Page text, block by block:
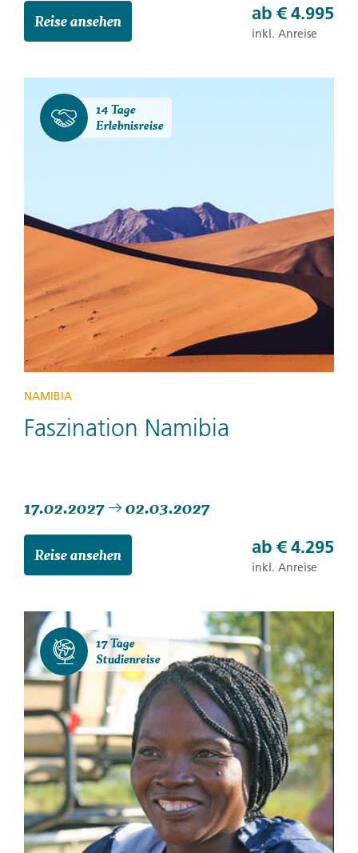
Reise ansehen ab € 4.995
inkl. Anreise
14 Tage
Erlebnisreise
NAMIBIA
Faszination Namibia
17.02.2027 02.03.2027
Reise ansehen ab € 4.295
inkl. Anreise
17 Tage
Studienreise